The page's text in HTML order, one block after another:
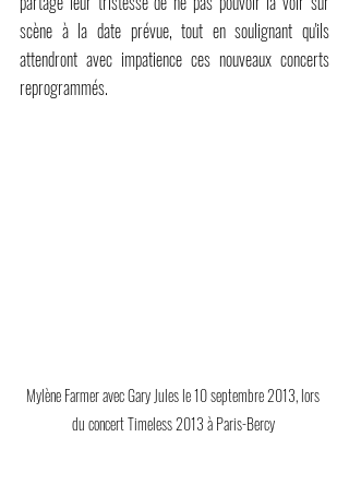
scène à la date prévue, tout en soulignant qu'ils
attendront avec impatience ces nouveaux concerts
reprogrammés.
Mylène Farmer avec Gary Jules le 10 septembre 2013, lors
du concert Timeless 2013 à Paris-Bercy